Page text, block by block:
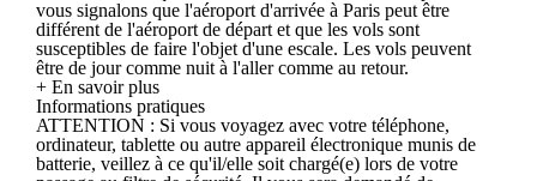
vous signalons que l'aéroport d'arrivée à Paris peut être
différent de l'aéroport de départ et que les vols sont
susceptibles de faire l'objet d'une escale. Les vols peuvent
être de jour comme nuit à l'aller comme au retour.
+ En savoir plus
Informations pratiques
ATTENTION : Si vous voyagez avec votre téléphone,
ordinateur, tablette ou autre appareil électronique munis de
batterie, veillez à ce qu'il/elle soit chargé(e) lors de votre